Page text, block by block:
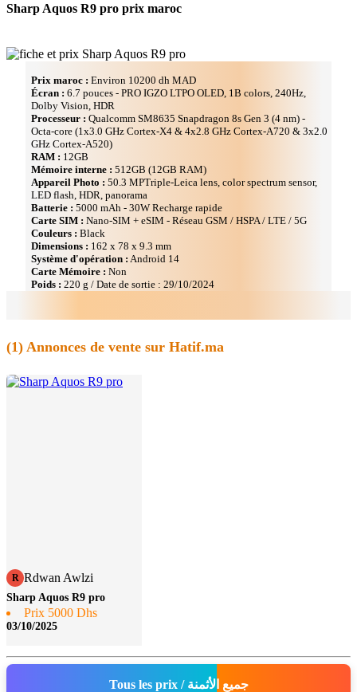
Sharp Aquos R9 pro prix maroc
Prix maroc : Environ 10200 dh MAD
Écran : 6.7 pouces - PRO IGZO LTPO OLED, 1B colors, 240Hz,
Dolby Vision, HDR
Processeur : Qualcomm SM8635 Snapdragon 8s Gen 3 (4 nm) -
Octa-core (1x3.0 GHz Cortex-X4 & 4x2.8 GHz Cortex-A720 & 3x2.0
GHz Cortex-A520)
RAM : 12GB
Mémoire interne : 512GB (12GB RAM)
Appareil Photo : 50.3 MPTriple-Leica lens, color spectrum sensor,
LED flash, HDR, panorama
Batterie : 5000 mAh - 30W Recharge rapide
Carte SIM : Nano-SIM + eSIM - Réseau GSM / HSPA / LTE / 5G
Couleurs : Black
Dimensions : 162 x 78 x 9.3 mm
Système d'opération : Android 14
Carte Mémoire : Non
Poids : 220 g / Date de sortie : 29/10/2024
(1) Annonces de vente sur Hatif.ma
R Rdwan Awlzi
Sharp Aquos R9 pro
Prix 5000 Dhs
03/10/2025
Tous les prix / جميع الأثمنة